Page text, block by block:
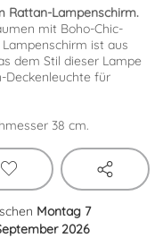
Rattan-Lampenschirm.
mit Boho-Chic-
ist aus
dem Stil dieser Lampe
Deckenleuchte für
38 cm.
Montag 7
2026